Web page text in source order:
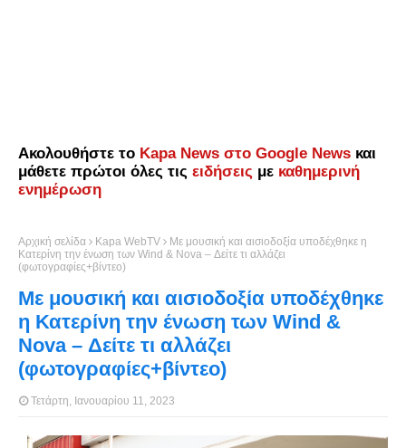
Ακολουθήστε το Kapa News στο Google News και
μάθετε πρώτοι όλες τις ειδήσεις με καθημερινή
ενημέρωση
Αρχική σελίδα Kapa WebTV
Με μουσική και αισιοδοξία υποδέχθηκε η
Κατερίνη την ένωση των Wind & Nova – Δείτε τι αλλάζει
(φωτογραφίες+βίντεο)
Με μουσική και αισιοδοξία υποδέχθηκε
η Κατερίνη την ένωση των Wind &
Nova – Δείτε τι αλλάζει
(φωτογραφίες+βίντεο)
Τετάρτη, Ιανουαρίου 11, 2023